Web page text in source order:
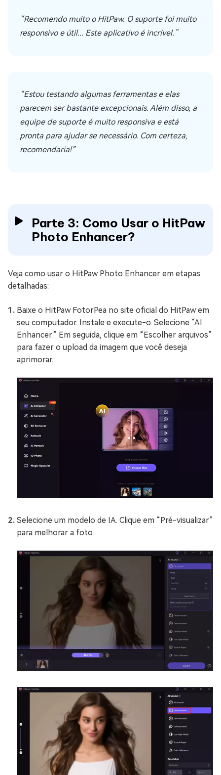
“Recomendo muito o HitPaw. O suporte foi muito
responsivo e útil... Este aplicativo é incrível.”
“Estou testando algumas ferramentas e elas
parecem ser bastante excepcionais. Além disso, a
equipe de suporte é muito responsiva e está
pronta para ajudar se necessário. Com certeza,
recomendaria!”
Parte 3: Como Usar o HitPaw
Photo Enhancer?
Veja como usar o HitPaw Photo Enhancer em etapas
detalhadas:
Baixe o HitPaw FotorPea no site oficial do HitPaw em
seu computador. Instale e execute-o. Selecione “AI
Enhancer.” Em seguida, clique em “Escolher arquivos”
para fazer o upload da imagem que você deseja
aprimorar.
Selecione um modelo de IA. Clique em “Pré-visualizar”
para melhorar a foto.